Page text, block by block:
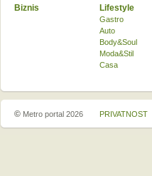
Biznis Lifestyle
Gastro
Auto
Body&Soul
Moda&Stil
Casa
© Metro portal 2026 PRIVATNOST